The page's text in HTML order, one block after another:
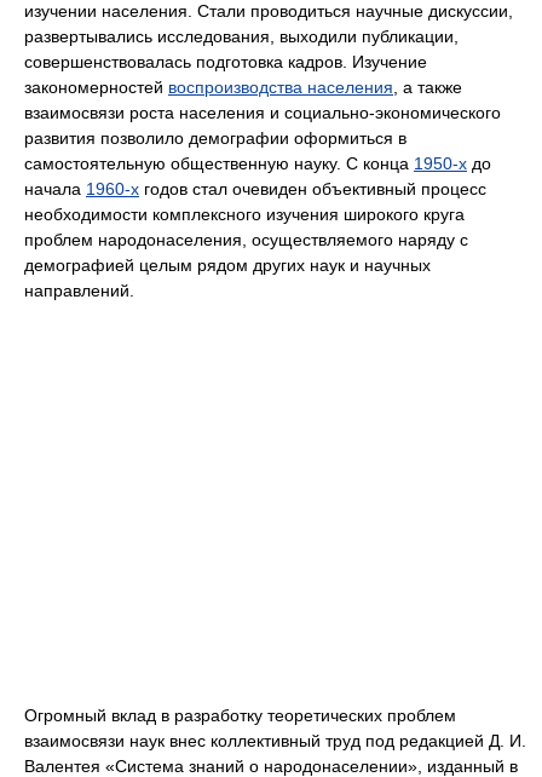
изучении населения. Стали проводиться научные дискуссии,
развертывались исследования, выходили публикации,
совершенствовалась подготовка кадров. Изучение
закономерностей воспроизводства населения , а также
взаимосвязи роста населения и социально-экономического
развития позволило демографии оформиться в
самостоятельную общественную науку. С конца 1950-х до
начала 1960-х годов стал очевиден объективный процесс
необходимости комплексного изучения широкого круга
проблем народонаселения, осуществляемого наряду с
демографией целым рядом других наук и научных
направлений.
Огромный вклад в разработку теоретических проблем
взаимосвязи наук внес коллективный труд под редакцией Д. И.
Валентея «Система знаний о народонаселении», изданный в